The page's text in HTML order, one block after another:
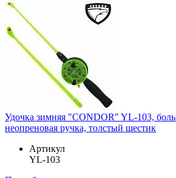
Удочка зимняя "CONDOR" YL-103,
неопреновая ручка, толстый шестик
Артикул
YL-103